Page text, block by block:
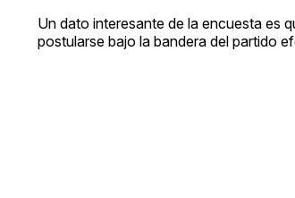
Un dato interesante de la encuesta es
postularse bajo la bandera del partido